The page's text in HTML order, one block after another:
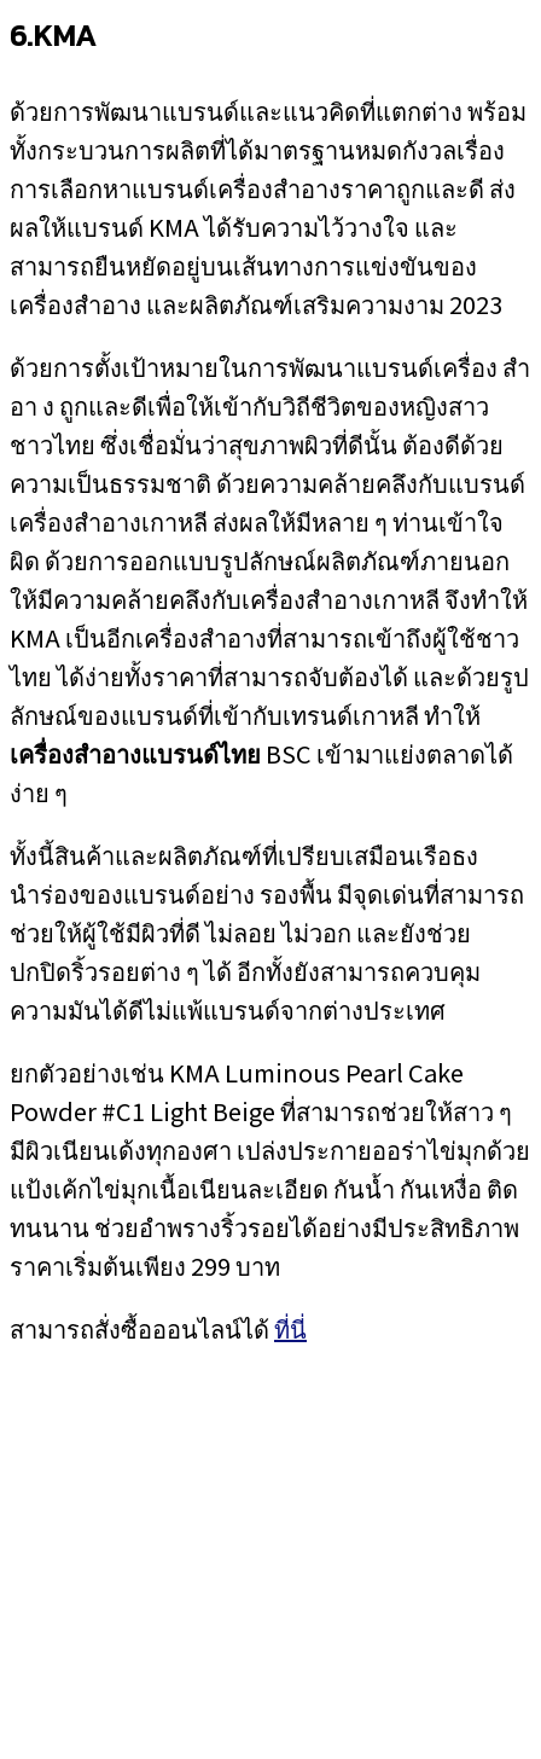
6.KMA
ด้วยการพัฒนาแบรนด์และแนวคิดที่แตกต่าง พร้อม
ทั้งกระบวนการผลิตที่ได้มาตรฐานหมดกังวลเรื่อง
การเลือกหาแบรนด์เครื่องสำอางราคาถูกและดี ส่ง
ผลให้แบรนด์ KMA ได้รับความไว้วางใจ และ
สามารถยืนหยัดอยู่บนเส้นทางการแข่งขันของ
เครื่องสำอาง และผลิตภัณฑ์เสริมความงาม 2023
ด้วยการตั้งเป้าหมายในการพัฒนาแบรนด์เครื่อง สำ
อา ง ถูกและดีเพื่อให้เข้ากับวิถีชีวิตของหญิงสาว
ชาวไทย ซึ่งเชื่อมั่นว่าสุขภาพผิวที่ดีนั้น ต้องดีด้วย
ความเป็นธรรมชาติ ด้วยความคล้ายคลึงกับแบรนด์
เครื่องสำอางเกาหลี ส่งผลให้มีหลาย ๆ ท่านเข้าใจ
ผิด ด้วยการออกแบบรูปลักษณ์ผลิตภัณฑ์ภายนอก
ให้มีความคล้ายคลึงกับเครื่องสำอางเกาหลี จึงทำให้
KMA เป็นอีกเครื่องสำอางที่สามารถเข้าถึงผู้ใช้ชาว
ไทย ได้ง่ายทั้งราคาที่สามารถจับต้องได้ และด้วยรูป
ลักษณ์ของแบรนด์ที่เข้ากับเทรนด์เกาหลี ทำให้
เครื่องสำอางแบรนด์ไทย BSC เข้ามาแย่งตลาดได้
ง่าย ๆ
ทั้งนี้สินค้าและผลิตภัณฑ์ที่เปรียบเสมือนเรือธง
นำร่องของแบรนด์อย่าง รองพื้น มีจุดเด่นที่สามารถ
ช่วยให้ผู้ใช้มีผิวที่ดี ไม่ลอย ไม่วอก และยังช่วย
ปกปิดริ้วรอยต่าง ๆ ได้ อีกทั้งยังสามารถควบคุม
ความมันได้ดีไม่แพ้แบรนด์จากต่างประเทศ
ยกตัวอย่างเช่น KMA Luminous Pearl Cake
Powder #C1 Light Beige ที่สามารถช่วยให้สาว ๆ
มีผิวเนียนเด้งทุกองศา เปล่งประกายออร่าไข่มุกด้วย
แป้งเค้กไข่มุกเนื้อเนียนละเอียด กันน้ำ กันเหงื่อ ติด
ทนนาน ช่วยอำพรางริ้วรอยได้อย่างมีประสิทธิภาพ
ราคาเริ่มต้นเพียง 299 บาท
สามารถสั่งซื้อออนไลน์ได้ที่นี่